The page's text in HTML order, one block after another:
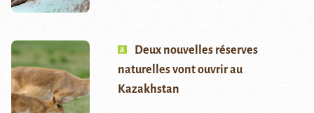
Deux nouvelles réserves
naturelles vont ouvrir au
Kazakhstan